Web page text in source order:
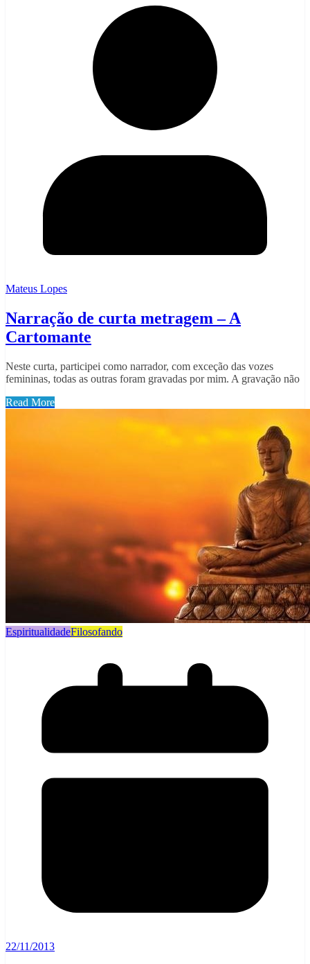
Mateus Lopes
Narração de curta metragem – A
Cartomante
Neste curta, participei como narrador, com exceção das vozes
femininas, todas as outras foram gravadas por mim. A gravação não
Read More
EspiritualidadeFilosofando
22/11/2013